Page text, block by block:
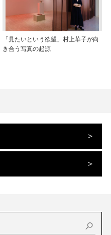
「見たいという欲望」村上華子が向
き合う写真の起源